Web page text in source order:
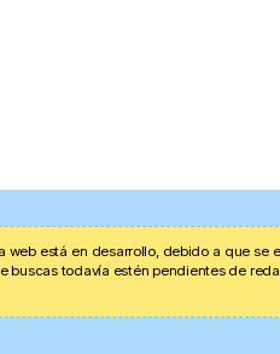
web está en desarrollo, debido a que
buscas todavía estén pendientes de